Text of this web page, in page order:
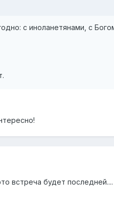
с иноланетянами, с
встреча будет последней....